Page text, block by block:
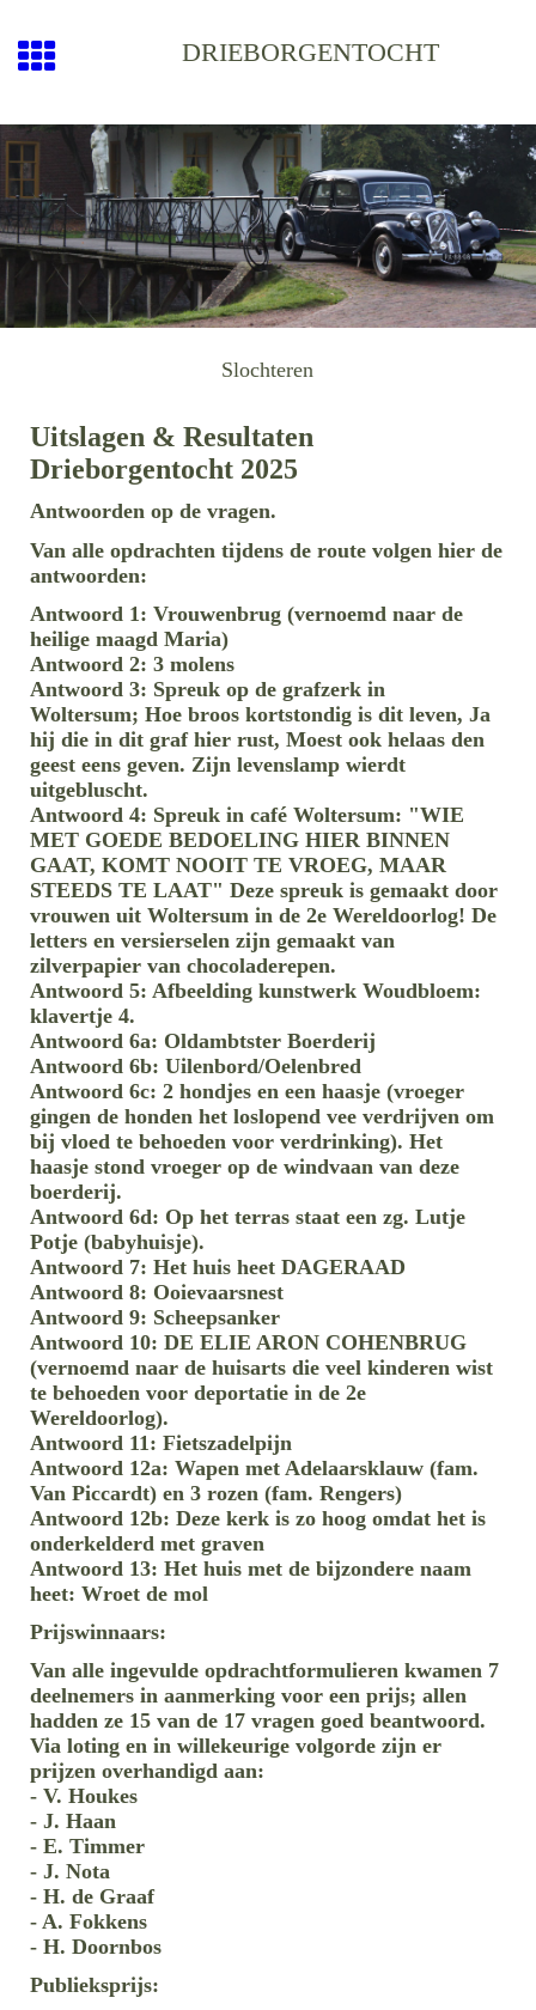
DRIEBORGENTOCHT
Slochteren
Uitslagen & Resultaten
Drieborgentocht 2025
Antwoorden op de vragen.
Van alle opdrachten tijdens de route volgen hier de
antwoorden:
Antwoord 1: Vrouwenbrug (vernoemd naar de
heilige maagd Maria)
Antwoord 2: 3 molens
Antwoord 3: Spreuk op de grafzerk in
Woltersum; Hoe broos kortstondig is dit leven, Ja
hij die in dit graf hier rust, Moest ook helaas den
geest eens geven. Zijn levenslamp wierdt
uitgebluscht.
Antwoord 4: Spreuk in café Woltersum: "WIE
MET GOEDE BEDOELING HIER BINNEN
GAAT, KOMT NOOIT TE VROEG, MAAR
STEEDS TE LAAT" Deze spreuk is gemaakt door
vrouwen uit Woltersum in de 2e Wereldoorlog! De
letters en versierselen zijn gemaakt van
zilverpapier van chocoladerepen.
Antwoord 5: Afbeelding kunstwerk Woudbloem:
klavertje 4.
Antwoord 6a: Oldambtster Boerderij
Antwoord 6b: Uilenbord/Oelenbred
Antwoord 6c: 2 hondjes en een haasje (vroeger
gingen de honden het loslopend vee verdrijven om
bij vloed te behoeden voor verdrinking). Het
haasje stond vroeger op de windvaan van deze
boerderij.
Antwoord 6d: Op het terras staat een zg. Lutje
Potje (babyhuisje).
Antwoord 7: Het huis heet DAGERAAD
Antwoord 8: Ooievaarsnest
Antwoord 9: Scheepsanker
Antwoord 10: DE ELIE ARON COHENBRUG
(vernoemd naar de huisarts die veel kinderen wist
te behoeden voor deportatie in de 2e
Wereldoorlog).
Antwoord 11: Fietszadelpijn
Antwoord 12a: Wapen met Adelaarsklauw (fam.
Van Piccardt) en 3 rozen (fam. Rengers)
Antwoord 12b: Deze kerk is zo hoog omdat het is
onderkelderd met graven
Antwoord 13: Het huis met de bijzondere naam
heet: Wroet de mol
Prijswinnaars:
Van alle ingevulde opdrachtformulieren kwamen 7
deelnemers in aanmerking voor een prijs; allen
hadden ze 15 van de 17 vragen goed beantwoord.
Via loting en in willekeurige volgorde zijn er
prijzen overhandigd aan:
- V. Houkes
- J. Haan
- E. Timmer
- J. Nota
- H. de Graaf
- A. Fokkens
- H. Doornbos
Publieksprijs: